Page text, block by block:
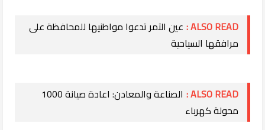
ALSO READ : عين التمر تدعوا مواطنيها للمحافظة على
مرافقها السياحية
ALSO READ :
الصناعة والمعادن: اعادة صيانة 1000
محولة كهرباء